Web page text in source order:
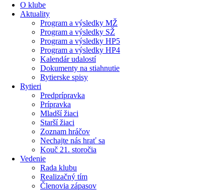
O klube
Aktuality
Program a výsledky MŽ
Program a výsledky SŽ
Program a výsledky HP5
Program a výsledky HP4
Kalendár udalostí
Dokumenty na stiahnutie
Rytierske spisy
Rytieri
Predprípravka
Prípravka
Mladší žiaci
Starší žiaci
Zoznam hráčov
Nechajte nás hrať sa
Kouč 21. storočia
Vedenie
Rada klubu
Realizačný tím
Členovia zápasov